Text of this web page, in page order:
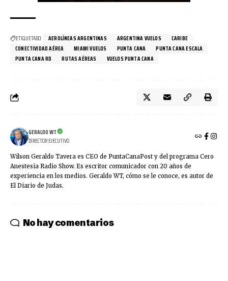
ETIQUETADO: AEROLÍNEAS ARGENTINAS ARGENTINA VUELOS
CARIBE
CONECTIVIDAD AÉREA
MIAMI VUELOS PUNTA CANA
PUNTA CANA ESCALA
PUNTA CANA RD
RUTAS AÉREAS VUELOS PUNTA CANA
GERALDO WT
DIRECTOR EJECUTIVO
Wilson Geraldo Tavera es CEO de PuntaCanaPost y del programa Cero
Anestesia Radio Show. Es escritor comunicador con 20 años de
experiencia en los medios. Geraldo WT, cómo se le conoce, es autor de
El Diario de Judas.
No hay comentarios